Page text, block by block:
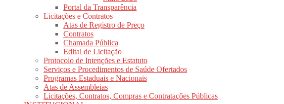
Portal da Transparência
Licitações e Contratos
Atas de Registro de Preço
Contratos
Chamada Pública
Edital de Licitação
Protocolo de Intenções e Estatuto
Serviços e Procedimentos de Saúde Ofertados
Programas Estaduais e Nacionais
Atas de Assembleias
Licitações, Contratos, Compras e Contratações Públicas